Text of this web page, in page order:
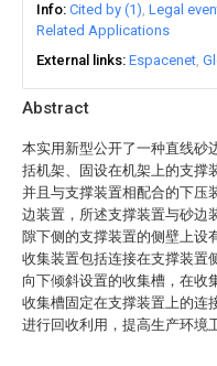
Abstract
本实用新型公开了一种直线砂
括机架、固设在机架上的支撑
并且与支撑装置相配合的下压
边装置，所述支撑装置与砂边
隙下侧的支撑装置的侧壁上设
收集装置包括连接在支撑装置
向下倾斜设置的收集槽，在收
收集槽固定在支撑装置上的连
进行回收利用，提高生产环境
Info Cited by (1) Legal
Related Applications
External links Espacenet